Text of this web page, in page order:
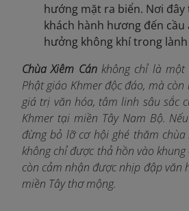
hướng mặt ra biển. Nơi
khách hành hương đến cầu
hưởng không khí trong
Chùa Xiêm Cánkhông chỉ là một
Phật giáo Khmer độc đáo, mà
giá trị văn hóa, tâm linh sâu sắc
Khmer tại miền Tây Nam Bộ.
đừng bỏ lỡ cơ hội ghé thăm chùa
không chỉ được thả hồn vào
còn cảm nhận được nhịp đập văn
miền Tây thơ mộng.